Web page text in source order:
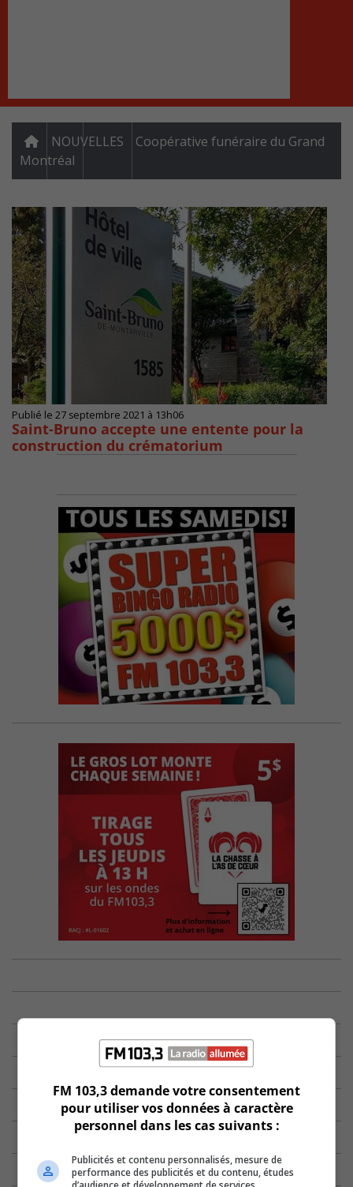
NOUVELLES
Coopérative funéraire du Grand
Montréal
Publié le 27 septembre 2021 à 13h06
Saint-Bruno accepte une entente pour la
construction du crématorium
FM 103,3 demande votre consentement
pour utiliser vos données à caractère
personnel dans les cas suivants :
Publicités et contenu personnalisés, mesure de
performance des publicités et du contenu, études